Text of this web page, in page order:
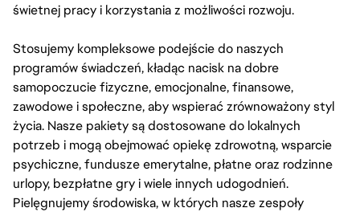
świetnej pracy i korzystania z możliwości rozwoju.
Stosujemy kompleksowe podejście do naszych
programów świadczeń, kładąc nacisk na dobre
samopoczucie fizyczne, emocjonalne, finansowe,
zawodowe i społeczne, aby wspierać zrównoważony styl
życia. Nasze pakiety są dostosowane do lokalnych
potrzeb i mogą obejmować opiekę zdrowotną, wsparcie
psychiczne, fundusze emerytalne, płatne oraz rodzinne
urlopy, bezpłatne gry i wiele innych udogodnień.
Pielęgnujemy środowiska, w których nasze zespoły